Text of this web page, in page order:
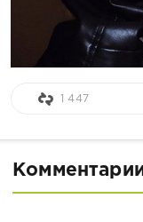
1 447
Комментарии